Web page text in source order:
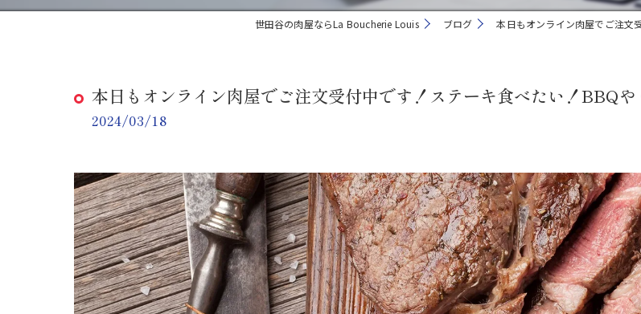
世田谷の肉屋ならLa Boucherie Louis ブログ 本日もオンライン肉屋でご注文
本日もオンライン肉屋でご注文受付中です！ステーキ食べたい！BBQ
2024/03/18